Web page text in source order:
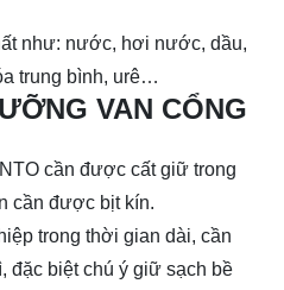
như: nước, hơi nước, dầu,
trung bình, urê…
VAN CỔNG
cần được cất giữ trong
cần được bịt kín.
trong thời gian dài, cần
đặc biệt chú ý giữ sạch bề